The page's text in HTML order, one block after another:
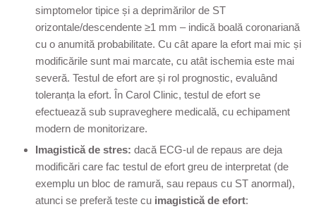
simptomelor tipice și a deprimărilor de ST
orizontale/descendente ≥1 mm – indică boală coronariană
cu o anumită probabilitate. Cu cât apare la efort mai mic și
modificările sunt mai marcate, cu atât ischemia este mai
severă. Testul de efort are și rol prognostic, evaluând
toleranța la efort. În Carol Clinic, testul de efort se
efectuează sub supraveghere medicală, cu echipament
modern de monitorizare.
Imagistică de stres: dacă ECG-ul de repaus are deja
modificări care fac testul de efort greu de interpretat (de
exemplu un bloc de ramură, sau repaus cu ST anormal),
atunci se preferă teste cu imagistică de efort: